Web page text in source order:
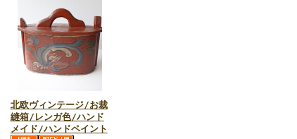
北欧ヴィンテージ/お裁
縫箱/レンガ色/ハンド
メイド/ハンドペイント